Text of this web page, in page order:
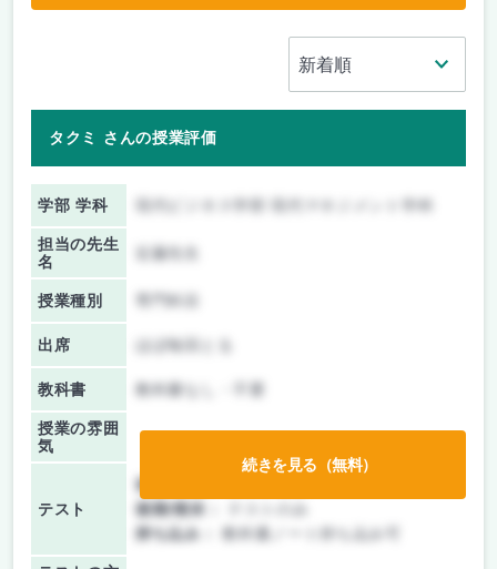
タクミ さんの授業評価
学部 学科
担当の先生
名
近藤先生
授業種別
出席 ほぼ毎回とる
教科書 教科書なし・不要
授業の雰囲
気
テスト
前期/中間：
後期/期末：
持ち込み：
教科書ノート持ち込み可
続きを見る（無料）